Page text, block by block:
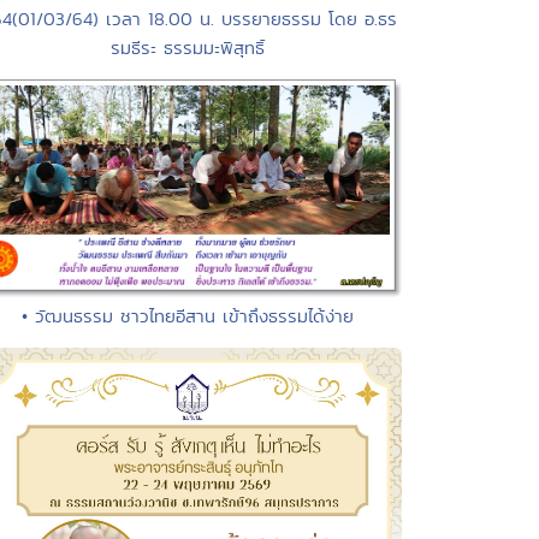
03/64) เวลา 18.00 น. บรรยายธรรม โดย อ.ธร
รมธีระ ธรรมมะพิสุทธิ์
• วัฒนธรรม ชาวไทยอีสาน เข้าถึงธรรมได้ง่าย